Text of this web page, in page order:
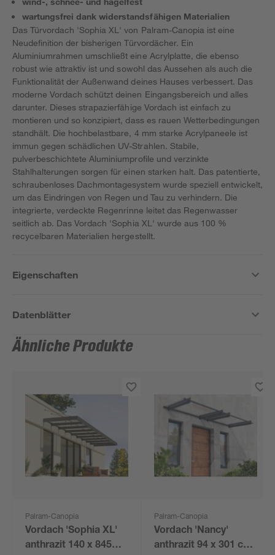
wartungsfrei dank widerstandsfähigen Materialien
Das Türvordach 'Sophia XL' von Palram-Canopia ist eine
Neudefinition der bisherigen Türvordächer. Ein
Aluminiumrahmen umschließt eine Acrylplatte, die ebenso
robust wie attraktiv ist und sowohl das Aussehen als auch die
Funktionalität der Außenwand deines Hauses verbessert. Das
moderne Vordach schützt deinen Eingangsbereich und alles
darunter. Dieses strapazierfähige Vordach ist einfach zu
montieren und so konzipiert, dass es rauen Wetterbedingungen
standhält. Die hochbelastbare, 4 mm starke Acrylpaneele ist
immun gegen schädlichen UV-Strahlen. Stabile,
pulverbeschichtete Aluminiumprofile und verzinkte
Stahlhalterungen sorgen für einen starken halt. Das patentierte,
schraubenloses Dachmontagesystem wurde speziell entwickelt,
um das Eindringen von Regen und Tau zu verhindern. Die
integrierte, verdeckte Regenrinne leitet das Regenwasser
seitlich ab. Das Vordach 'Sophia XL' wurde aus 100 %
recycelbaren Materialien hergestellt.
Eigenschaften
Datenblätter
Ähnliche Produkte
Palram-Canopia
Vordach 'Sophia XL'
anthrazit 140 x 845
Palram-Canopia
Vordach 'Nancy'
anthrazit 94 x 301 cm